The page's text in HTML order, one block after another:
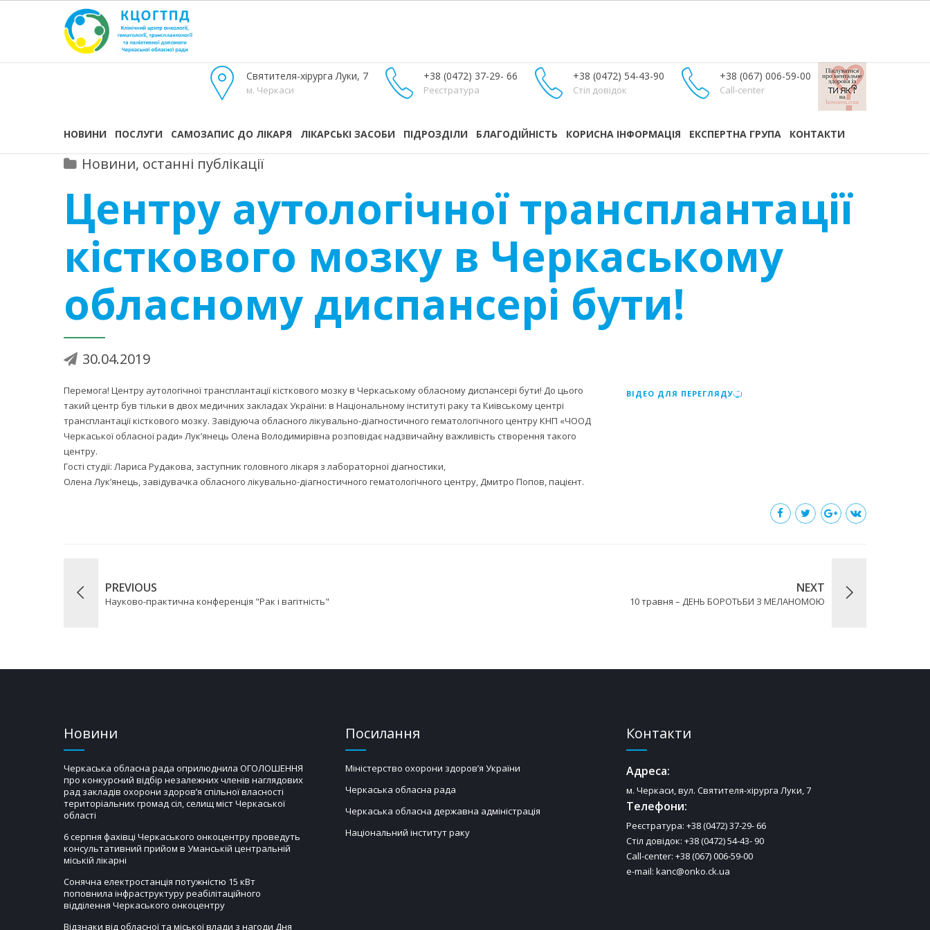
Святителя-хірурга Луки, 7
м. Черкаси
+38 (0472) 37-29- 66
Реєстратура
+38 (0472) 54-43-90
Стіл довідок
+38 (067) 006-59-00
Call-center
НОВИНИ ПОСЛУГИ САМОЗАПИС ДО ЛІКАРЯ ЛІКАРСЬКІ ЗАСОБИ ПІДРОЗДІЛИ БЛАГОДІЙНІСТЬ КОРИСНА ІНФОРМАЦІЯ ЕКСПЕРТНА ГРУПА КОНТАКТИ
Новини, останні публікації
Центру аутологічної трансплантації
кісткового мозку в Черкаському
обласному диспансері бути!
30.04.2019
Перемога! Центру аутологічної трансплантації кісткового мозку в Черкаському обласному диспансері бути! До цього
такий центр був тільки в двох медичних закладах України: в Національному інституті раку та Київському центрі
трансплантації кісткового мозку. Завідуюча обласного лікувально-діагностичного гематологічного центру КНП «ЧООД
Черкаської обласної ради» Лук’янець Олена Володимирівна розповідає надзвичайну важливість створення такого
центру.
Гості студії: Лариса Рудакова, заступник головного лікаря з лабораторної діагностики,
Олена Лук’янець, завідувачка обласного лікувально-діагностичного гематологічного центру, Дмитро Попов, пацієнт.
ВІДЕО ДЛЯ ПЕРЕГЛЯДУ
PREVIOUS
Науково-практична конференція "Рак і вагітність"
NEXT
10 травня – ДЕНЬ БОРОТЬБИ З МЕЛАНОМОЮ
Новини
Черкаська обласна рада оприлюднила ОГОЛОШЕННЯ
про конкурсний відбір незалежних членів наглядових
рад закладів охорони здоров’я спільної власності
територіальних громад сіл, селищ міст Черкаської
області
6 серпня фахівці Черкаського онкоцентру проведуть
консультативний прийом в Уманській центральній
міській лікарні
Сонячна електростанція потужністю 15 кВт
поповнила інфраструктуру реабілітаційного
відділення Черкаського онкоцентру
Відзнаки від обласної та міської влади з нагоди Дня
Посилання
Міністерство охорони здоров’я України
Черкаська обласна рада
Черкаська обласна державна адміністрація
Національний інститут раку
Контакти
Адреса:
м. Черкаси, вул. Святителя-хірурга Луки, 7
Телефони:
Реєстратура: +38 (0472) 37-29- 66
Стіл довідок: +38 (0472) 54-43- 90
Call-center: +38 (067) 006-59-00
e-mail: kanc@onko.ck.ua